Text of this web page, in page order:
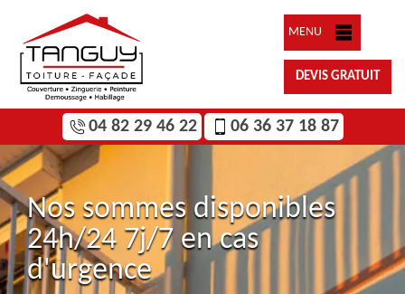
MENU
DEVIS GRATUIT
04 82 29 46 22 06 36 37 18 87
Nos sommes disponibles
24h/24 7j/7 en cas
d'urgence